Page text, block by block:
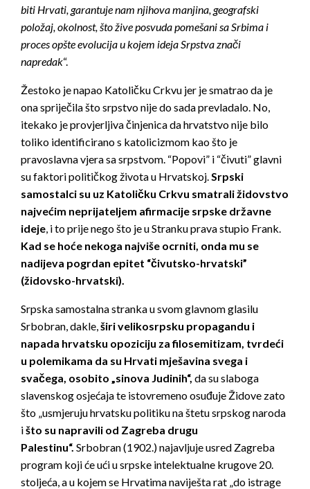
biti Hrvati, garantuje nam njihova manjina, geografski
položaj, okolnost, što žive posvuda pomešani sa Srbima i
proces opšte evolucija u kojem ideja Srpstva znači
napredak“.
Žestoko je napao Katoličku Crkvu jer je smatrao da je
ona spriječila što srpstvo nije do sada prevladalo. No,
itekako je provjerljiva činjenica da hrvatstvo nije bilo
toliko identificirano s katolicizmom kao što je
pravoslavna vjera sa srpstvom. “Popovi” i “čivuti” glavni
su faktori političkog života u Hrvatskoj.Srpski
samostalci su uz Katoličku Crkvu smatrali židovstvo
najvećim neprijateljem afirmacije srpske državne
ideje, i to prije nego što je u Stranku prava stupio Frank.
Kad se hoće nekoga najviše ocrniti, onda mu se
nadijeva pogrdan epitet “čivutsko-hrvatski”
(židovsko-hrvatski).
Srpska samostalna stranka u svom glavnom glasilu
Srbobran, dakle,širi velikosrpsku propagandu i
napada hrvatsku opoziciju za filosemitizam, tvr­deći
u polemikama da su Hrvati mješavina svega i
svačega, osobito „sinova Judinih“, da su slaboga
slavenskog osjećaja te istovremeno osuđuje Židove zato
što „usmjeruju hrvatsku politiku na štetu srpskog naroda
išto su napra­vili od Zagreba drugu
Palestinu“. Srbobran (1902.) najavljuje usred Zagreba
program koji će ući u srpske intelektualne krugove 20.
stoljeća, a u kojem se Hrvatima naviješta rat „do istrage